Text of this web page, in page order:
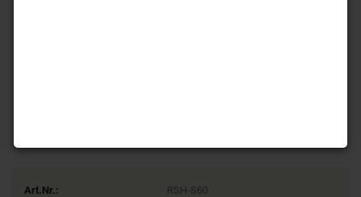
Art.Nr.:
RSH-S60